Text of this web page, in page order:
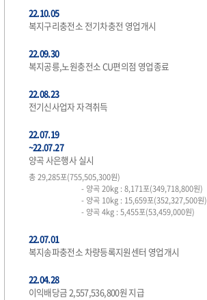
22.10.05
복지구리충전소 전기차충전 영업개시
22.09.30
복지공릉,노원충전소 CU편의점 영업종료
22.08.23
전기신사업자 자격취득
22.07.19
~22.07.27
양곡 사은행사 실시
총 29,285포(755,505,300원)
- 양곡 20kg : 8,171포(349,718,800원)
- 양곡 10kg : 15,659포(352,327,500원)
- 양곡 4kg : 5,455포(53,459,000원)
22.07.01
복지송파충전소 차량등록지원센터 영업개시
22.04.28
이익배당금 2,557,536,800원 지급